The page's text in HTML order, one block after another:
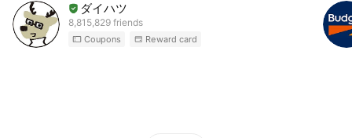
ダイハツ
8,815,829 friends
Coupons Reward card